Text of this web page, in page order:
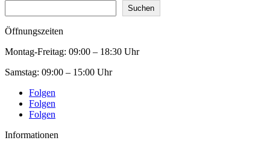
Suchen
Öffnungszeiten
Montag-Freitag: 09:00 – 18:30 Uhr
Samstag: 09:00 – 15:00 Uhr
Folgen
Folgen
Folgen
Informationen